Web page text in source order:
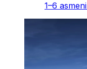
1–6